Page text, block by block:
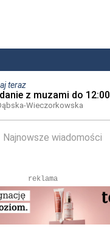
teraz
z muzami do 12:00
Wieczorkowska
Najnowsze wiadomości
reklama